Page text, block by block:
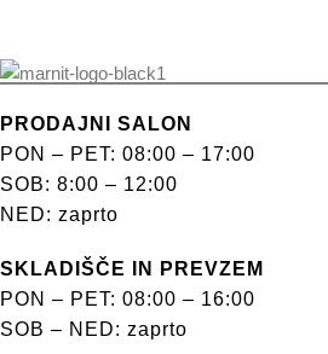
PRODAJNI SALON
PON – PET: 08:00 – 17:00
SOB: 8:00 – 12:00
NED: zaprto
SKLADIŠČE IN PREVZEM
PON – PET: 08:00 – 16:00
SOB – NED: zaprto